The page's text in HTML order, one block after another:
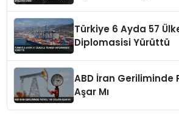
Türkiye 6 Ayda 57
Diplomasisi Yürüttü
ABD İran Geriliminde
Aşar Mı